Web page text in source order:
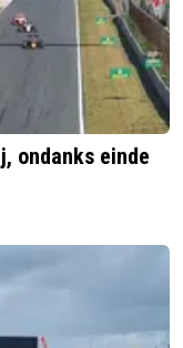
ondanks einde